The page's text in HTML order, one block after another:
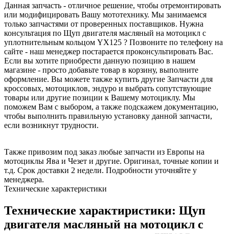
Данная запчасть - отличное решение, чтобы отремонтировать
или модифицировать Вашу мототехнику. Мы занимаемся
только запчастями от проверенных поставщиков. Нужна
консультация по Щуп двигателя масляный на мотоцикл с
уплотнительным кольцом YX125 ? Позвоните по телефону на
сайте - наш менеджер постарается проконсультировать Вас.
Если вы хотите приобрести данную позицию в нашем
магазине - просто добавьте товар в корзину, выполните
оформление. Вы можете также купить другие Запчасти для
кроссовых, мотоциклов, эндуро и выбрать сопутствующие
товары или другие позиции к Вашему мотоциклу. Мы
поможем Вам с выбором, а также подскажем документацию,
чтобы выполнить правильную установку данной запчасти,
если возникнут трудности.
Также привозим под заказ любые запчасти из Европы на
мотоциклы Ява и Чезет и другие. Оригинал, точные копии и
т.д. Срок доставки 2 недели. Подробности уточняйте у
менеджера.
Технические характеристики
Технические характиристики: Щуп
двигателя масляный на мотоцикл с